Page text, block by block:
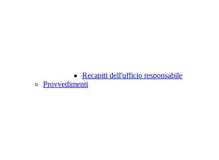
Recapiti dell'ufficio responsabile
Provvedimenti